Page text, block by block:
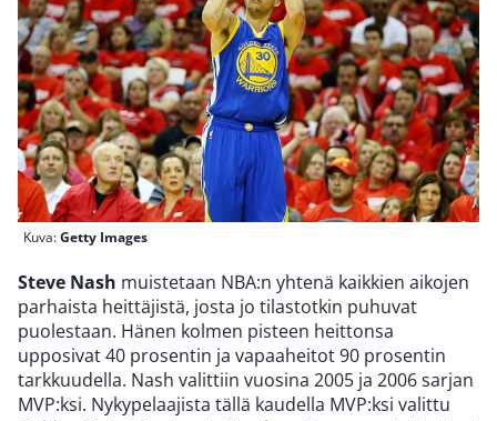
Kuva:Getty Images
Steve Nash muistetaan NBA:n yhtenä kaikkien aikojen
parhaista heittäjistä, josta jo tilastotkin puhuvat
puolestaan. Hänen kolmen pisteen heittonsa
upposivat 40 prosentin ja vapaaheitot 90 prosentin
tarkkuudella. Nash valittiin vuosina 2005 ja 2006 sarjan
MVP:ksi. Nykypelaajista tällä kaudella MVP:ksi valittu